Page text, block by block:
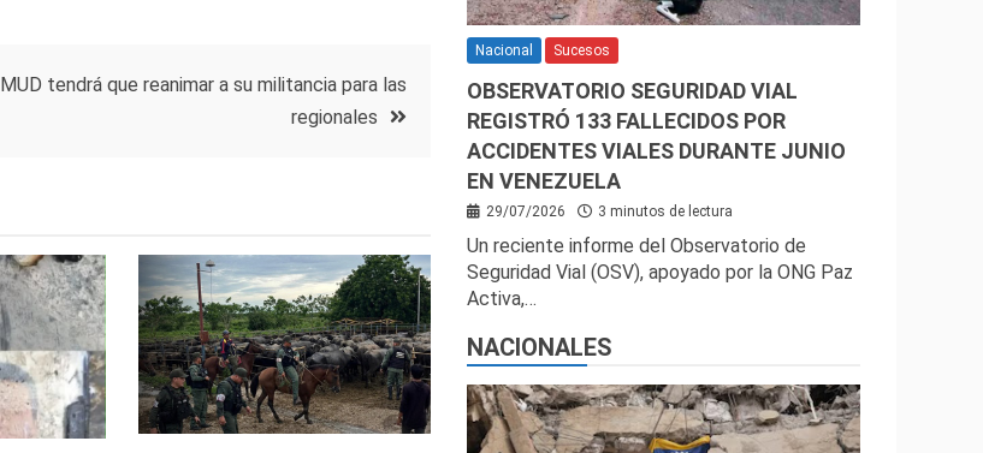
MUD tendrá que reanimar a su militancia para las
regionales
Nacional Sucesos
OBSERVATORIO SEGURIDAD VIAL
REGISTRÓ 133 FALLECIDOS POR
ACCIDENTES VIALES DURANTE JUNIO
EN VENEZUELA
29/07/2026 3 minutos de lectura
Un reciente informe del Observatorio de
Seguridad Vial (OSV), apoyado por la ONG Paz
Activa,…
NACIONALES